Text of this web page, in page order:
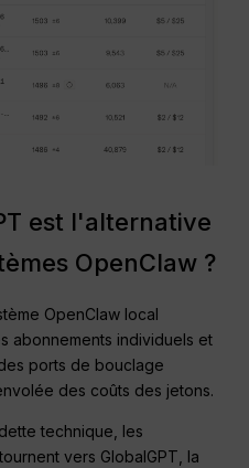
est l'alternative
OpenClaw ?
OpenClaw local
abonnements individuels et
ports de bouclage
des coûts des jetons.
technique, les
vers GlobalGPT, la